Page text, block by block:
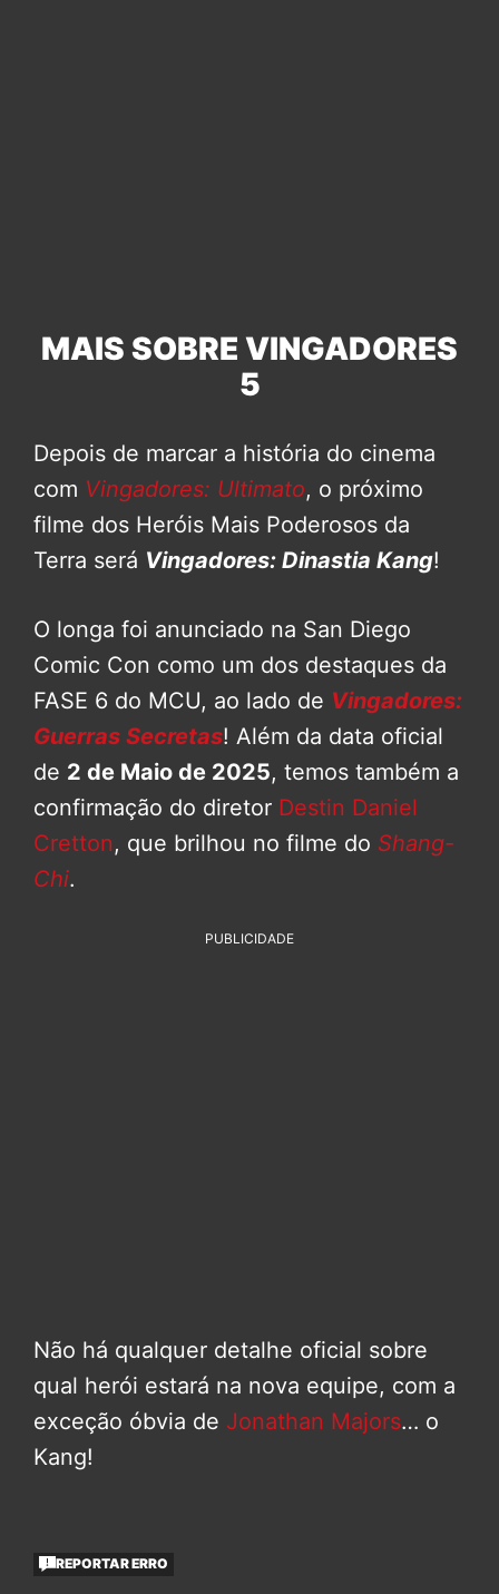
MAIS SOBRE VINGADORES
5
Depois de marcar a história do cinema
com Vingadores: Ultimato, o próximo
filme dos Heróis Mais Poderosos da
Terra será Vingadores: Dinastia Kang!
O longa foi anunciado na San Diego
Comic Con como um dos destaques da
FASE 6 do MCU, ao lado de Vingadores:
Guerras Secretas! Além da data oficial
de 2 de Maio de 2025, temos também a
confirmação do diretor Destin Daniel
Cretton, que brilhou no filme do Shang-
Chi.
PUBLICIDADE
Não há qualquer detalhe oficial sobre
qual herói estará na nova equipe, com a
exceção óbvia de Jonathan Majors… o
Kang!
REPORTAR ERRO